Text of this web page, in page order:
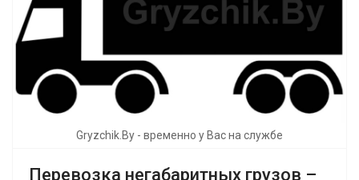
Gryzchik.By - временно у Вас на службе
Перевозка негабаритных грузов –